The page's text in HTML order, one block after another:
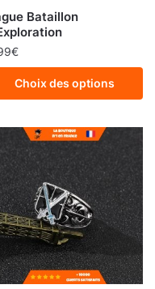
Bataillon
€
Choix des options